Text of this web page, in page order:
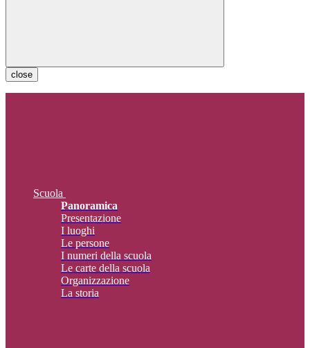
close
Scuola
Panoramica
Presentazione
I luoghi
Le persone
I numeri della scuola
Le carte della scuola
Organizzazione
La storia